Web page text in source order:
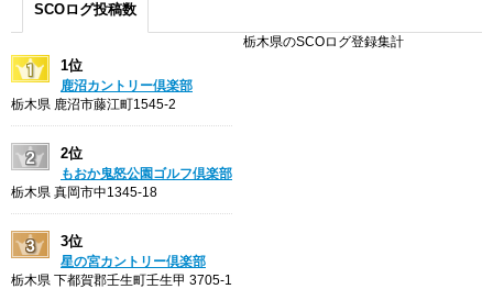
SCOログ投稿数
栃木県のSCOログ登録集計
1位
鹿沼カントリー倶楽部
栃木県 鹿沼市藤江町1545-2
2位
もおか鬼怒公園ゴルフ倶楽部
栃木県 真岡市中1345-18
3位
星の宮カントリー倶楽部
栃木県 下都賀郡壬生町壬生甲 3705-1